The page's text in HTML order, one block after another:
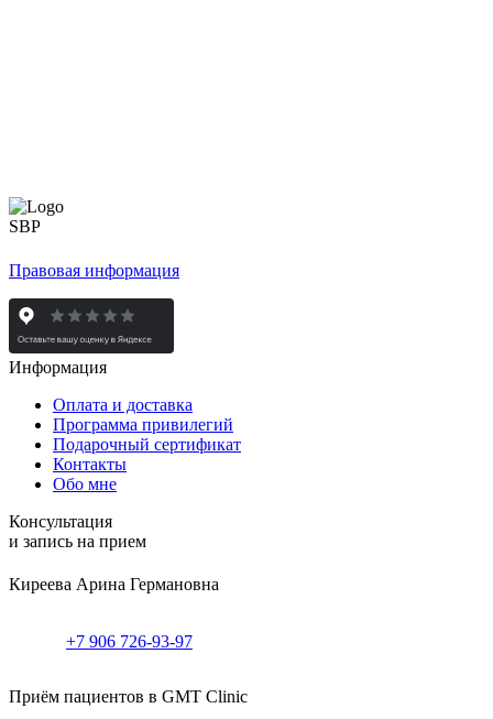
Правовая информация
Информация
Оплата и доставка
Программа привилегий
Подарочный сертификат
Контакты
Обо мне
Консультация
и запись на прием
Киреева Арина Германовна
+7 906 726-93-97
Приём пациентов в GMT Clinic